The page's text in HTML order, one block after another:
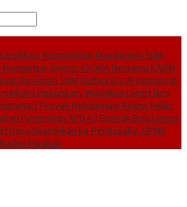
Kompetensi Manajemen SDM,
Kompeten Sinergi ASOKA Bersama KADIN
Kesiapan SDM Hadapi Era AI Demokrat
Lingkungan, Wujudkan Langit Biru
Proyek Rehabilitasi Ruang Kelas
Penerapan APD K3 Enggak Bisa Lunasi
Desa Dijaminkan ke Pengusaha, DPMD
Parakan